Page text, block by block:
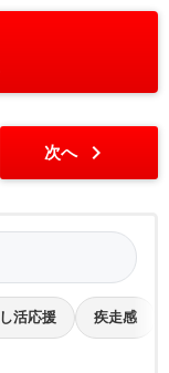
次へ chevron_right
活応援 疾走感